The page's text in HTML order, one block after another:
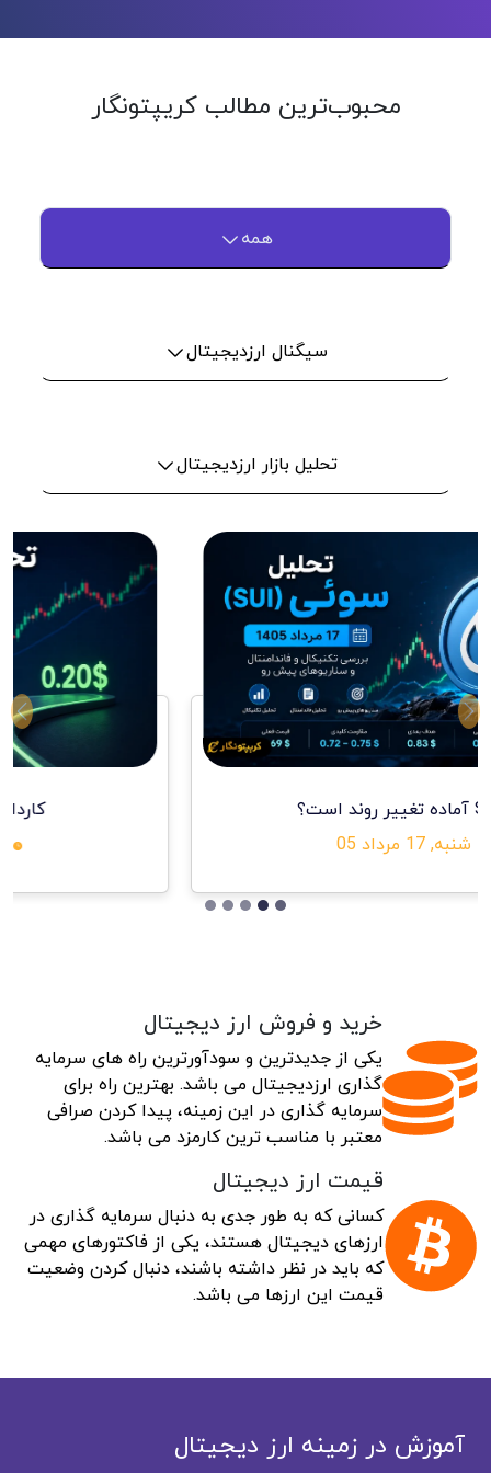
محبوب‌ترین مطالب کریپتونگار
همه
سیگنال ارزدیجیتال
تحلیل بازار ارزدیجیتال
کاردانو تا ۰.۲۹ دلار می‌رسد؟
Previous
خرید و فروش ارز دیجیتال
یکی از جدیدترین و سودآورترین راه های سرمایه
گذاری ارزدیجیتال می باشد. بهترین راه برای
سرمایه گذاری در این زمینه، پیدا کردن صرافی
معتبر با مناسب ترین کارمزد می باشد.
قیمت ارز دیجیتال
کسانی که به طور جدی به دنبال سرمایه گذاری در
ارزهای دیجیتال هستند، یکی از فاکتورهای مهمی
که باید در نظر داشته باشند، دنبال کردن وضعیت
قیمت این ارزها می باشد.
آموزش در زمینه ارز دیجیتال